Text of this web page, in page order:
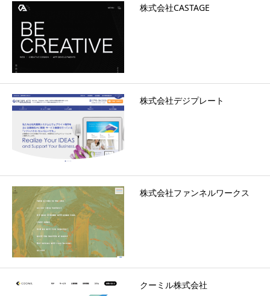
株式会社CASTAGE
株式会社デジプレート
株式会社ファンネルワークス
クーミル株式会社